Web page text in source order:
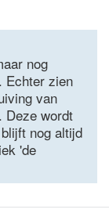
nog
Echter zien
van
Deze wordt
nog altijd
'de